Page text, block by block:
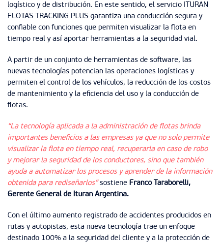
logístico y de distribución. En este sentido, el servicio ITURAN
FLOTAS TRACKING PLUS garantiza una conducción segura y
confiable con funciones que permiten visualizar la flota en
tiempo real y así aportar herramientas a la seguridad vial.
A partir de un conjunto de herramientas de software, las
nuevas tecnologías potencian las operaciones logísticas y
permiten el control de los vehículos, la reducción de los costos
de mantenimiento y la eficiencia del uso y la conducción de
flotas.
“La tecnología aplicada a la administración de flotas brinda
importantes beneficios a las empresas ya que no solo permite
visualizar la flota en tiempo real, recuperarla en caso de robo
y mejorar la seguridad de los conductores, sino que también
ayuda a automatizar los procesos y aprender de la información
obtenida para rediseñarlos”sostiene Franco Taraborelli,
Gerente General de Ituran Argentina.
Con el último aumento registrado de accidentes producidos en
rutas y autopistas, esta nueva tecnología trae un enfoque
destinado 100% a la seguridad del cliente y a la protección de